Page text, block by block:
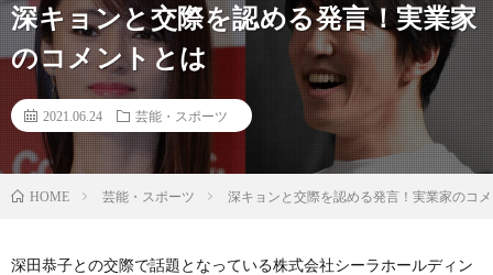
深キョンと交際を認める発言！実業家
のコメントとは
2021.06.24 芸能・スポーツ
HOME 芸能・スポーツ 深キョンと交際を認める発言！実業家のコ
深田恭子との交際で話題となっている株式会社シーラホールディン